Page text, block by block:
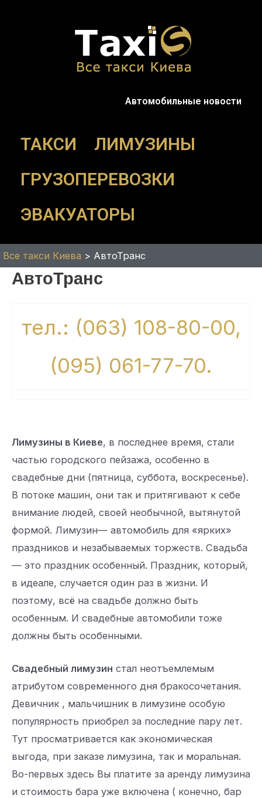
Автомобильные новости
ТАКСИ
ЛИМУЗИНЫ
ГРУЗОПЕРЕВОЗКИ
ЭВАКУАТОРЫ
Все такси Киева > АвтоТранс
АвтоТранс
тел.: (063) 108-80-00,
(095) 061-77-70.
Лимузины в Киеве, в последнее время, стали
частью городского пейзажа, особенно в
свадебные дни (пятница, суббота, воскресенье).
В потоке машин, они так и притягивают к себе
внимание людей, своей необычной, вытянутой
формой. Лимузин— автомобиль для «ярких»
праздников и незабываемых торжеств. Свадьба
— это праздник особенный. Праздник, который,
в идеале, случается один раз в жизни. И
поэтому, всё на свадьбе должно быть
особенным. И свадебные автомобили тоже
должны быть особенными.
Свадебный лимузин стал неотъемлемым
атрибутом современного дня бракосочетания.
Девичник , мальчишник в лимузине особую
популярность приобрел за последние пару лет.
Тут просматривается как экономическая
выгода, при заказе лимузина, так и моральная.
Во-первых здесь Вы платите за аренду лимузина
и стоимость бара уже включена ( конечно, бар